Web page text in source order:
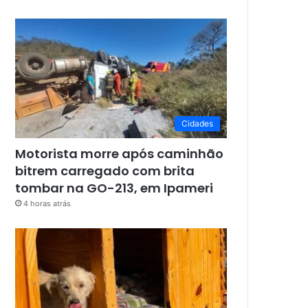
Cidades
Motorista morre após caminhão
bitrem carregado com brita
tombar na GO-213, em Ipameri
4 horas atrás